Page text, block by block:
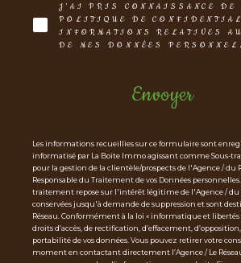
J'AI PRIS CONNAISSANCE DE
POLITIQUE DE
INFORMATIONS RELATIVES
DE MES DONNÉES
Envoyer
Les informations recueillies sur ce formulaire sont
informatisé par La Boite Immo agissant comme Sous-
pour la gestion de la clientèle/prospects de l'Agence / du
Responsable du Traitement de vos Données
traitement repose sur l'intérêt légitime de l'Agence / du
conservées jusqu'à demande de suppression et sont
Réseau. Conformément à la loi « informatique et libertés
droits d’accès, de rectification, d’effacement,
portabilité de vos données. Vous pouvez retirer votre
moment en contactant directement l’Agence / Le